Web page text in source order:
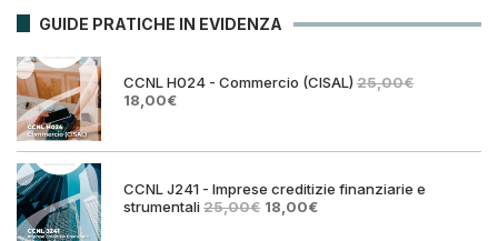
GUIDE PRATICHE IN EVIDENZA
CCNL H024 - Commercio (CISAL) 25,00€
Il
era:
18,00€Il
è:
CCNL J241 - Imprese creditizie finanziarie e
strumentali25,00€ Il18,00€Il